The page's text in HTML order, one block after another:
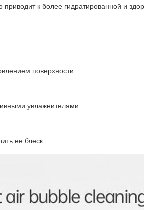
к более гидратированной и
поверхности.
увлажнителями.
ее блеск.